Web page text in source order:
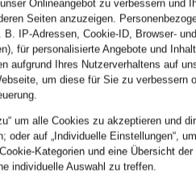
REPLAY
SAVE
Onlineangebot zu verbessern und
Seiten anzuzeigen.
B. IP-Adressen, Cookie-ID, Browser-
für personalisierte Angebote und
aufgrund Ihres Nutzerverhaltens auf
um diese für Sie zu verbessern
um alle Cookies zu akzeptieren und
oder auf „Individuelle Einstellungen“,
Kategorien und eine Übersicht
individuelle Auswahl zu treffen.